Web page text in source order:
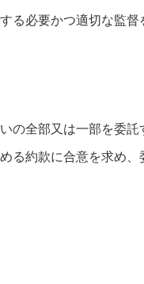
る必要かつ適切な監督
の全部又は一部を委
る約款に合意を求め